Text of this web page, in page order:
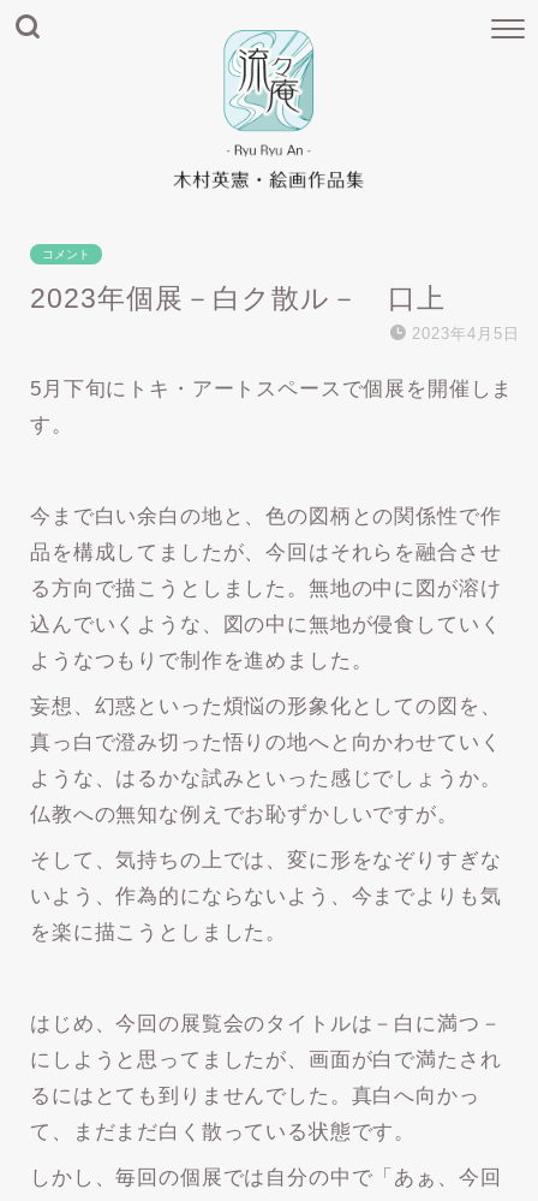
コメント
2023年個展－白ク散ル－ 口上
2023年4月5日
5月下旬にトキ・アートスペースで個展を開催しま
す。
今まで白い余白の地と、色の図柄との関係性で作
品を構成してましたが、今回はそれらを融合させ
る方向で描こうとしました。無地の中に図が溶け
込んでいくような、図の中に無地が侵食していく
ようなつもりで制作を進めました。
妄想、幻惑といった煩悩の形象化としての図を、
真っ白で澄み切った悟りの地へと向かわせていく
ような、はるかな試みといった感じでしょうか。
仏教への無知な例えでお恥ずかしいですが。
そして、気持ちの上では、変に形をなぞりすぎな
いよう、作為的にならないよう、今までよりも気
を楽に描こうとしました。
はじめ、今回の展覧会のタイトルは－白に満つ－
にしようと思ってましたが、画面が白で満たされ
るにはとても到りませんでした。真白へ向かっ
て、まだまだ白く散っている状態です。
しかし、毎回の個展では自分の中で「あぁ、今回